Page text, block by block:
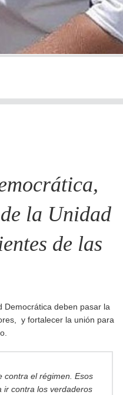
la Unidad
de las
Democrática deben pasar la
y fortalecer la unión para
contra el régimen. Esos
ir contra los verdaderos